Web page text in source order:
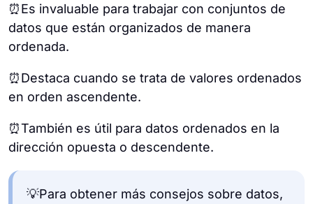
⏰Es invaluable para trabajar con conjuntos de
datos que están organizados de manera
ordenada.
⏰Destaca cuando se trata de valores ordenados
en orden ascendente.
⏰También es útil para datos ordenados en la
dirección opuesta o descendente.
💡Para obtener más consejos sobre datos,